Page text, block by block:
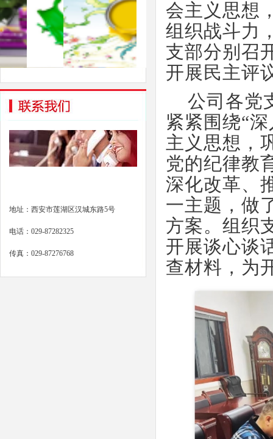
地址：西安市莲湖区汉城东路5号
电话：029-87282325
传真：029-87276768
会主义思想
组织战斗力
支部分别召
开展民主评
公司各党
紧紧围绕“
主义思想，
党的纪律教
深化改革、
一主题，做
方案。组织
开展谈心谈
查材料，为